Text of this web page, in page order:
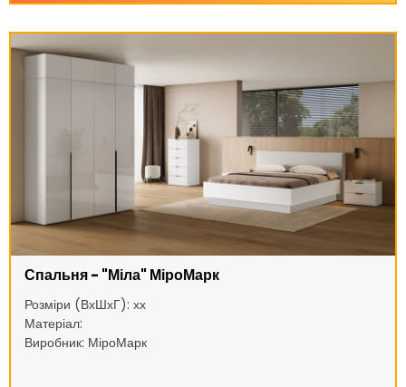
Спальня - "Міла" МіроМарк
Розміри (ВхШхГ): хх
Матеріал:
Виробник: МіроМарк